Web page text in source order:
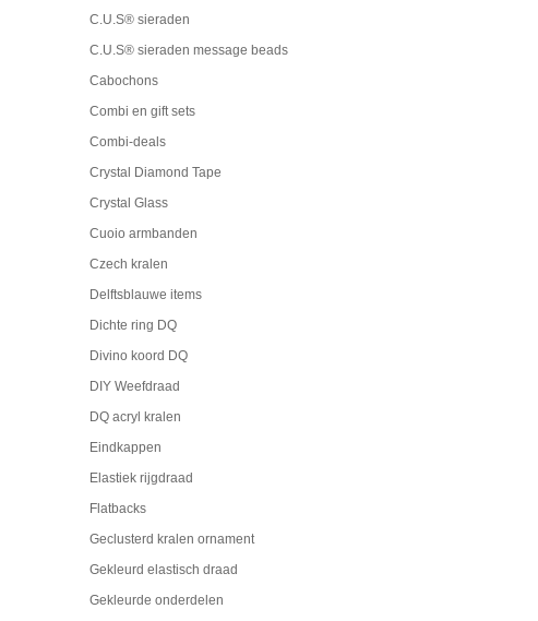
C.U.S® sieraden
C.U.S® sieraden message beads
Cabochons
Combi en gift sets
Combi-deals
Crystal Diamond Tape
Crystal Glass
Cuoio armbanden
Czech kralen
Delftsblauwe items
Dichte ring DQ
Divino koord DQ
DIY Weefdraad
DQ acryl kralen
Eindkappen
Elastiek rijgdraad
Flatbacks
Geclusterd kralen ornament
Gekleurd elastisch draad
Gekleurde onderdelen